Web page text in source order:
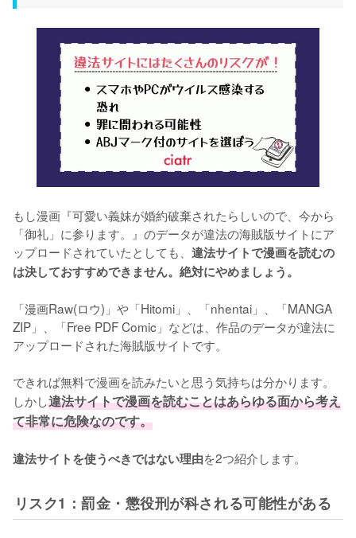
もし漫画『可愛い義妹が婚約破棄されたらしいので、今から
「御礼」に参ります。』のデータが違法の海賊版サイトにア
ップロードされていたとしても、 違法サイトで漫画を読むの
は決しておすすめできません。絶対にやめましょう。
「漫画Raw(ロウ)」や「Hitomi」、「nhentai」、「MANGA
ZIP」、「Free PDF Comic」などは、作品のデータが違法に
アップロードされた海賊版サイトです。
できれば無料で漫画を読みたいと思う気持ちは分かります。
しかし違法サイトで漫画を読むことはあらゆる面から考え
て非常に危険なのです。
違法サイトを使うべきではない理由を2つ紹介します。
リスク1：罰金・懲役刑が科される可能性がある